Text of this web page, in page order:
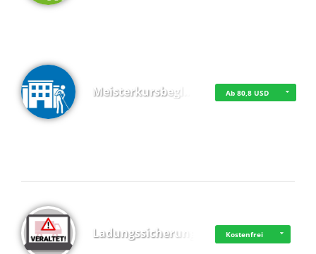
Meisterkursbegl… Ab 80,8 USD
Ladungssicherung Kostenfrei